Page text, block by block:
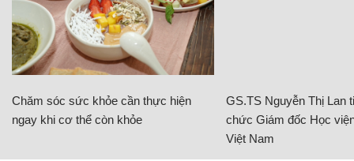
Chăm sóc sức khỏe cần thực hiện
ngay khi cơ thể còn khỏe
GS.TS Nguyễn Thị Lan
chức Giám đốc Học
Việt Nam